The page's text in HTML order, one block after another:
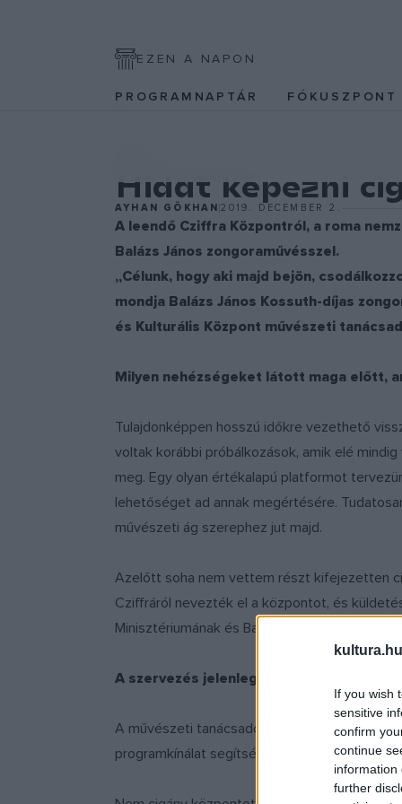
If you wish
sensitive
confirm
continue
information
further
EZEN A NAPON
PROGRAMNAPTÁR FÓKUSZPONT
Hidat képezni
AYHAN GÖKHAN2019. DECEMBER 2.
A leendő Cziffra Központról, a roma
Balázs János zongoraművésszel.
„Célunk, hogy aki majd bejön,
mondja Balázs János Kossuth-díjas
és Kulturális Központ művészeti
Milyen nehézségeket látott maga előtt,
Tulajdonképpen hosszú időkre vezethető
voltak korábbi próbálkozások, amik elé
meg. Egy olyan értékalapú platformot
lehetőséget ad annak megértésére.
művészeti ág szerephez jut majd.
Azelőtt soha nem vettem részt kifejezetten
Cziffráról nevezték el a központot, és
Minisztériumának és Balog Zoltánnak.
A szervezés jelenleg milyen fázisban tart?
A művészeti tanácsadó testület tagjaival
programkínálat segítségével szeretnénk